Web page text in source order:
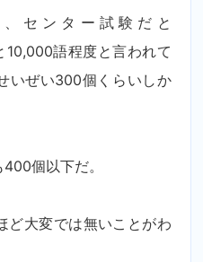
センター試験だと
語程度と言われて
いぜい300個くらいしか
個以下だ。
ど大変では無いことがわ